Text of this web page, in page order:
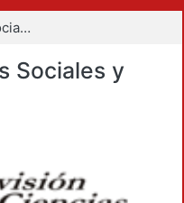
División de Ciencias Sociales y Humanidades
Sociales y